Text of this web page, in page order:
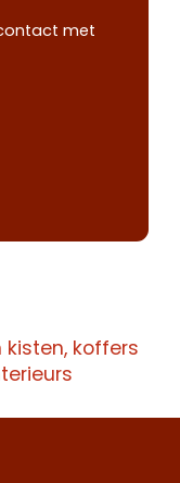
met
kisten, koffers
Maak een
afspraak
Contact
opnemen
Offerte
aanvragen